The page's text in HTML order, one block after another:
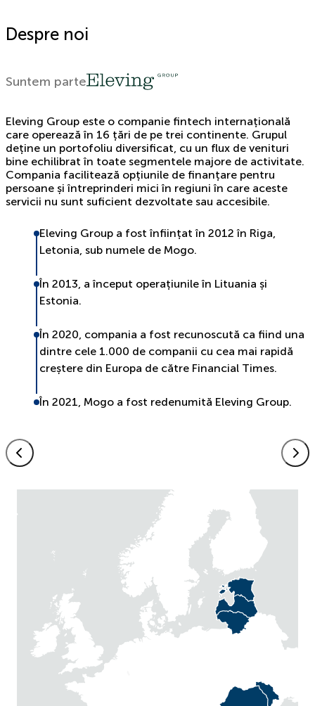
Despre noi
Suntem parte
Eleving Group este o companie fintech internațională
care operează în 16 țări de pe trei continente. Grupul
deține un portofoliu diversificat, cu un flux de venituri
bine echilibrat în toate segmentele majore de activitate.
Compania facilitează opțiunile de finanțare pentru
persoane și întreprinderi mici în regiuni în care aceste
servicii nu sunt suficient dezvoltate sau accesibile.
Eleving Group a fost înființat în 2012 în Riga,
Letonia, sub numele de Mogo.
În 2013, a început operațiunile în Lituania și
Estonia.
În 2020, compania a fost recunoscută ca fiind una
dintre cele 1.000 de companii cu cea mai rapidă
creștere din Europa de către Financial Times.
În 2021, Mogo a fost redenumită Eleving Group.
Continental